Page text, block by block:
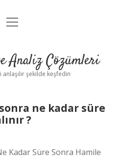
Anasayfa
Uyarı
menüyü
Analiz Çözümleri
şekilde keşfedin
ne kadar süre
?
Kadar Süre Sonra Hamile